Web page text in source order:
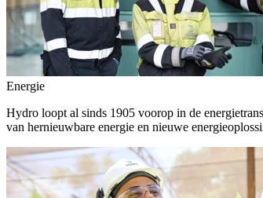
Energie
Hydro loopt al sinds 1905 voorop in de
van hernieuwbare energie en nieuwe